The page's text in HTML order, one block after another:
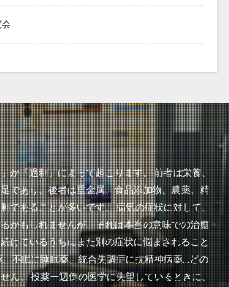
か「過剰」によって起こります。 前者は栄養、
であり、後者は重金属、食品添加物、農薬、精
であることが多いです。 病気の症状に対して、
かもしれませんが、それは本当の意味での治癒
けているうちにまた別の症状に悩まされること
不眠に睡眠薬、統合失調症に抗精神病薬…どの
ん。 投薬一辺倒の医学に失望しているときに、